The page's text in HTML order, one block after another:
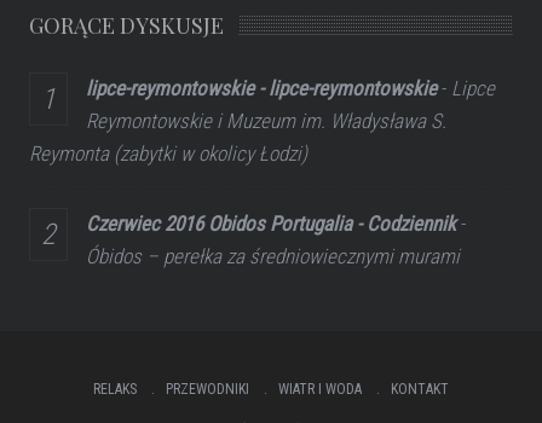
GORĄCE DYSKUSJE
lipce-reymontowskie - lipce-reymontowskie- Lipce
Reymontowskie i Muzeum im. Władysława S.
Reymonta (zabytki w okolicy Łodzi)
Czerwiec 2016 Obidos Portugalia - Codziennik-
Óbidos – perełka za średniowiecznymi murami
RELAKS PRZEWODNIKI WIATR I WODA KONTAKT